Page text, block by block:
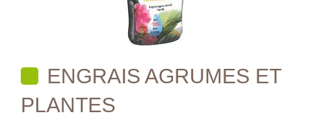
ENGRAIS AGRUMES ET
PLANTES